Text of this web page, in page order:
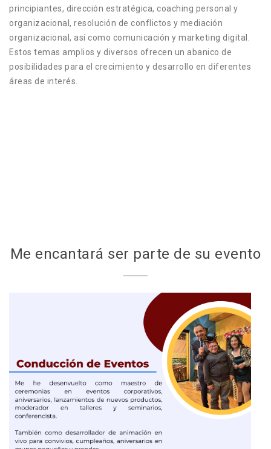
principiantes, dirección estratégica, coaching personal y
organizacional, resolución de conflictos y mediación
organizacional, así como comunicación y marketing digital.
Estos temas amplios y diversos ofrecen un abanico de
posibilidades para el crecimiento y desarrollo en diferentes
áreas de interés.
Me encantará ser parte de su evento